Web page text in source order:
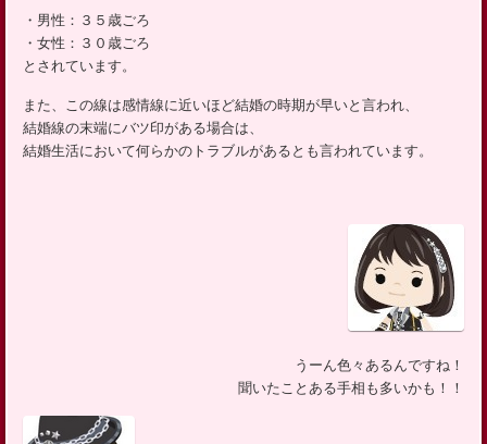
・男性：３５歳ごろ
・女性：３０歳ごろ
とされています。
また、この線は感情線に近いほど結婚の時期が早いと言われ、
結婚線の末端にバツ印がある場合は、
結婚生活において何らかのトラブルがあるとも言われています。
うーん色々あるんですね！
聞いたことある手相も多いかも！！